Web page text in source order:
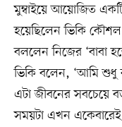
মুম্বাইয়ে আয়োজিত
হয়েছিলেন ভিকি
বললেন নিজের ‘বাবা
ভিকি বলেন, ‘আমি শুধু
এটা জীবনের সবচেয়ে
সময়টা এখন